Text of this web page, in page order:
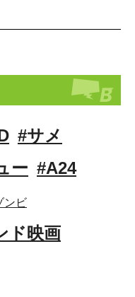
#サメ
ー #A24
ンビ
ド映画